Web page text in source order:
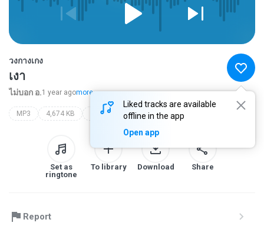
Liked tracks are available
offline in the app
Open app
วงกางเกง
เงา
ไม่บอก อ.1 year agomore...
MP3 4,674 KB Top 40 วงกางเกง ўт§аў§µсз·хи1
Set as
ringtone
To library Download Share
Report